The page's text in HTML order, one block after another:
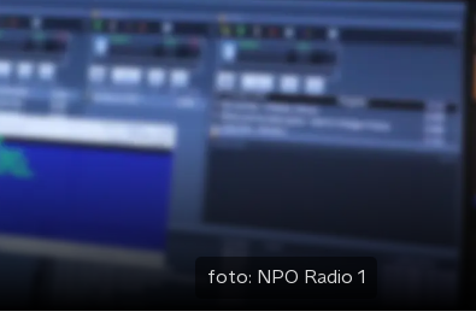
foto: NPO Radio 1